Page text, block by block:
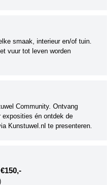
smaak, interieur en/of tuin.
vuur tot leven worden
Community. Ontvang
én ontdek de
Kunstuwel.nl te presenteren.